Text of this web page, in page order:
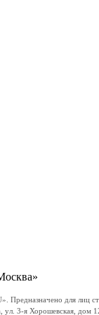
для лиц
3-я Хорошевская,